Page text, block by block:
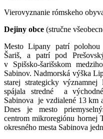
Vierovyznanie rómskeho
Dejiny obce (stručne
Mesto Lipany patrí polohou
Šariš, a patrí pod
v Spišsko-šarišskom
Sabinov. Nadmorská výška
starej strategicky
spájala stredné a
Sabinova je vzdialené 13 km
Dnes je mesto
centrom mikroregiónu hornej
okresného mesta Sabinova